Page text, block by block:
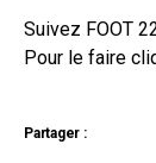
Suivez FOOT
Pour le faire
Partager :